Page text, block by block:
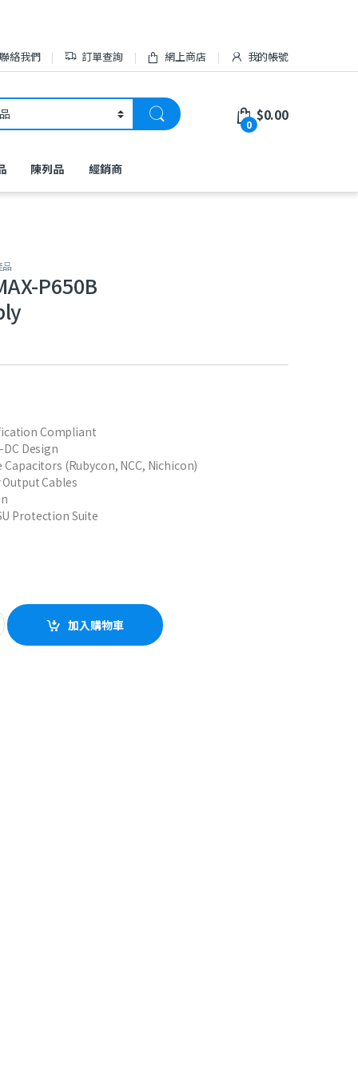
絡我們 訂單查詢 網上商店 我的帳號
0
$0.00
陳列品 經銷商
品
P650B
Compliant
DC Design
Capacitors (Rubycon, NCC, Nichicon)
Output Cables
Protection Suite
Supply quantity
加入購物車